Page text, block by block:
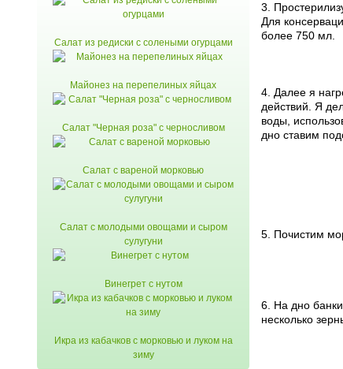
3.
Для
более 750 мл.
4. Далее я
действий. Я
воды,
дно ставим
5. Почистим
6. На дно
несколько
Салат из редиски с солеными огурцами
Майонез на перепелиных яйцах
Салат "Черная роза" с черносливом
Салат с вареной морковью
Салат с молодыми овощами и сыром
сулугуни
Винегрет с нутом
Икра из кабачков с морковью и луком на
зиму